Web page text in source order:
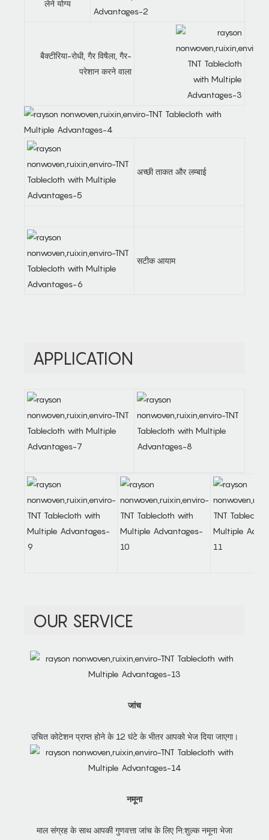
लेने योग्य
बैक्टीरिया-रोधी, गैर विषैला, गैर-
परेशान करने वाला
अच्छी ताकत और लम्बाई
सटीक आयाम
APPLICATION
OUR SERVICE
जांच
उचित कोटेशन प्राप्त होने के 12 घंटे के भीतर आपको भेज दिया जाएगा।
नमूना
माल संग्रह के साथ आपकी गुणवत्ता जांच के लिए नि:शुल्क नमूना भेजा